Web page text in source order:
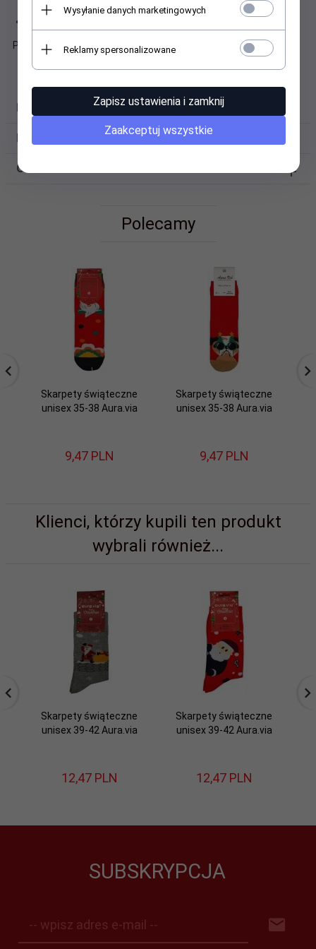
licytowanej partii.
Polecamy.
DANE TECHNICZNE
FILMY VIDEO
OPINIE KLIENTÓW
Polecamy
Skarpety świąteczne
unisex 35-38 Aura.via
9,47 PLN
Skarpety świąteczne
unisex 35-38 Aura.via
9,47 PLN
Klienci, którzy kupili ten produkt
wybrali również...
Skarpety świąteczne
unisex 39-42 Aura.via
12,47 PLN
Skarpety świąteczne
unisex 39-42 Aura.via
12,47 PLN
SUBSKRYPCJA
-- wpisz adres e-mail --
Wysyłanie danych marketingowych
Reklamy spersonalizowane
Zapisz ustawienia i zamknij
Zaakceptuj wszystkie